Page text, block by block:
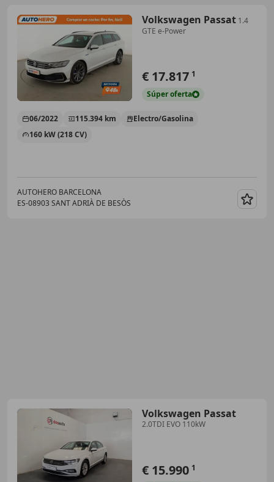
Volkswagen Passat 1.4
GTE e-Power
€ 17.817 1
Súperoferta
06/2022 115.394 km
Electro/Gasolina
160 kW (218 CV)
AUTOHERO BARCELONA
ES-08903 SANT ADRIÀ DE BESÒS
Volkswagen Passat
2.0TDI EVO 110kW
€ 15.990 1